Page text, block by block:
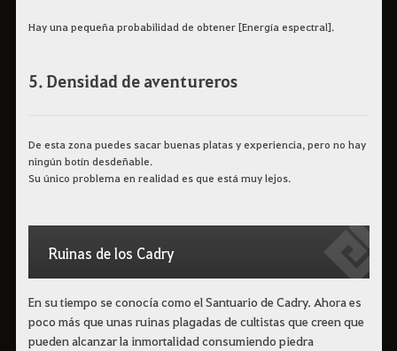
Hay una pequeña probabilidad de obtener [Energía espectral].
5. Densidad de aventureros
De esta zona puedes sacar buenas platas y experiencia, pero no hay
ningún botín desdeñable.
Su único problema en realidad es que está muy lejos.
Ruinas de los Cadry
En su tiempo se conocía como el Santuario de Cadry. Ahora es
poco más que unas ruinas plagadas de cultistas que creen que
pueden alcanzar la inmortalidad consumiendo piedra